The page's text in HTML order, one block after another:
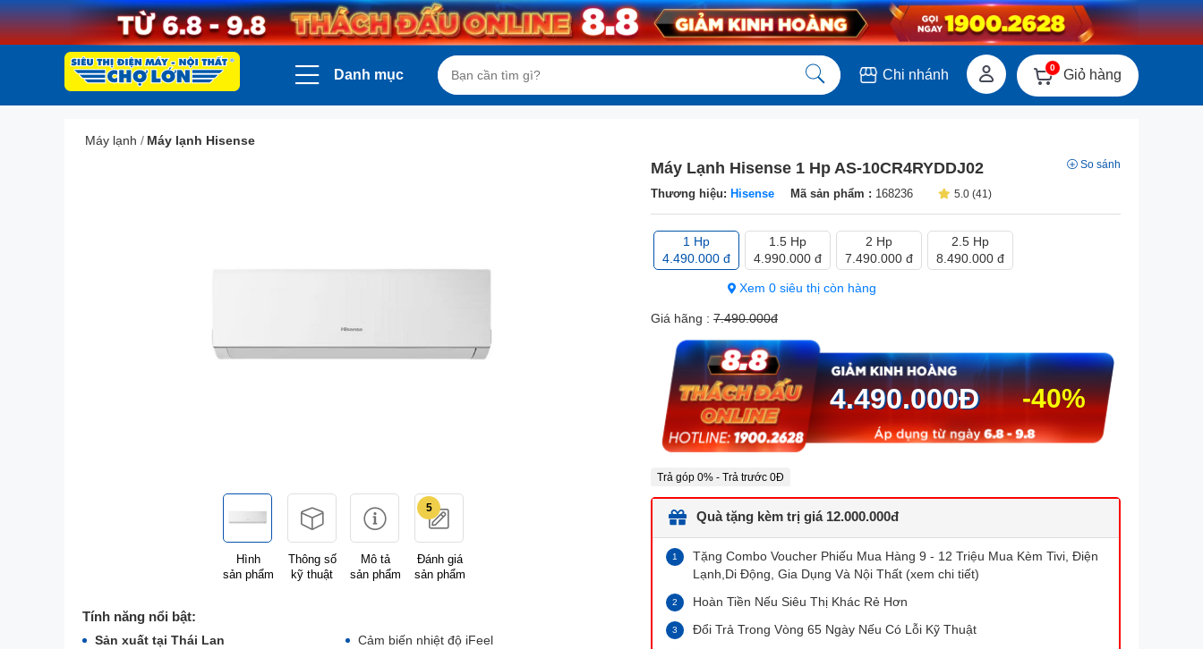
Danh mục Chi nhánh 0 Giỏ hàng
Máy lạnh / Máy lạnh Hisense
Hình
sản phẩm
Thông số
kỹ thuật
Mô tả
sản phẩm
5
Đánh giá
sản phẩm
Tính năng nổi bật:
Sản xuất tại Thái Lan
Cảm biến nhiệt độ iFeel
Máy Lạnh Hisense 1 Hp AS-10CR4RYDDJ02
Thương hiệu: Hisense Mã sản phẩm : 168236
So sánh
5.0 (41)
1 Hp
4.490.000 đ
1.5 Hp
4.990.000 đ
2 Hp
7.490.000 đ
2.5 Hp
8.490.000 đ
Xem 0 siêu thị còn hàng
Giá hãng : 7.490.000đ
-40%
4.490.000Đ
Trả góp 0% - Trả trước 0Đ
Quà tặng kèm trị giá 12.000.000đ
Tặng Combo Voucher Phiếu Mua Hàng 9 - 12 Triệu Mua Kèm Tivi, Điện
Lạnh,Di Động, Gia Dụng Và Nội Thất (xem chi tiết)
Hoàn Tiền Nếu Siêu Thị Khác Rẻ Hơn
Đổi Trả Trong Vòng 65 Ngày Nếu Có Lỗi Kỹ Thuật